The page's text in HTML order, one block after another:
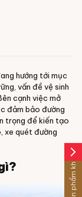
hướng tới mục
vấn đề vệ sinh
cạnh việc mở
đảm bảo đường
trọng để kiến tạo
xe quét đường
arrow_forward_ios
Sản phẩm khác